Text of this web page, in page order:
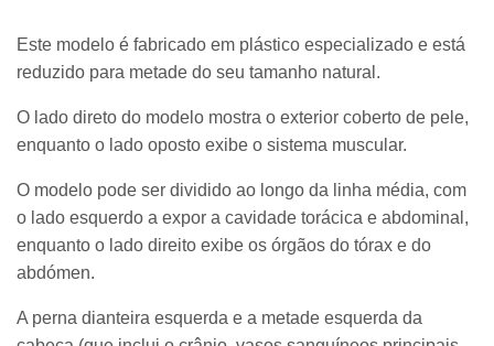
Este modelo é fabricado em plástico especializado e está
reduzido para metade do seu tamanho natural.
O lado direto do modelo mostra o exterior coberto de pele,
enquanto o lado oposto exibe o sistema muscular.
O modelo pode ser dividido ao longo da linha média, com
o lado esquerdo a expor a cavidade torácica e abdominal,
enquanto o lado direito exibe os órgãos do tórax e do
abdómen.
A perna dianteira esquerda e a metade esquerda da